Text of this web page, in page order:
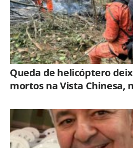
Queda de helicóptero
mortos na Vista Chinesa,